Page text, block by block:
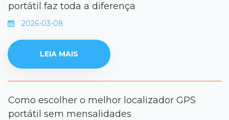
portátil faz toda a diferença
2026-03-08
LEIA MAIS
Como escolher o melhor localizador GPS
portátil sem mensalidades